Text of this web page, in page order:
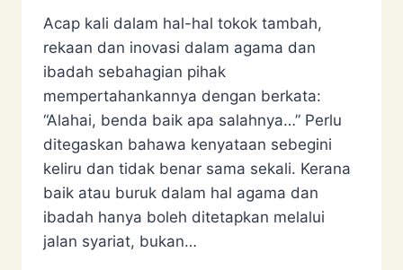
Acap kali dalam hal-hal tokok tambah,
rekaan dan inovasi dalam agama dan
ibadah sebahagian pihak
mempertahankannya dengan berkata:
“Alahai, benda baik apa salahnya…” Perlu
ditegaskan bahawa kenyataan sebegini
keliru dan tidak benar sama sekali. Kerana
baik atau buruk dalam hal agama dan
ibadah hanya boleh ditetapkan melalui
jalan syariat, bukan…